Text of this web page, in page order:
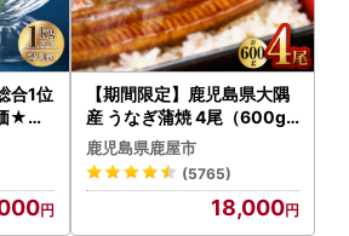
合1位
★】
梨
ト 2
ャイ
S
【期間限定】鹿児島県大隅
産 うなぎ蒲焼 4尾（600g
） KN007-004-04-cp18
うなぎ 鰻 魚 惣菜 総菜
鹿児島県鹿屋市
(5765)
18,000